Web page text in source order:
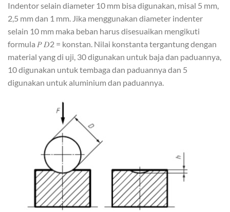
Indentor selain diameter 10 mm bisa digunakan, misal 5 mm,
2,5 mm dan 1 mm. Jika menggunakan diameter indenter
selain 10 mm maka beban harus disesuaikan mengikuti
formula 𝑃 𝐷2 = konstan. Nilai konstanta tergantung dengan
material yang di uji, 30 digunakan untuk baja dan paduannya,
10 digunakan untuk tembaga dan paduannya dan 5
digunakan untuk aluminium dan paduannya.